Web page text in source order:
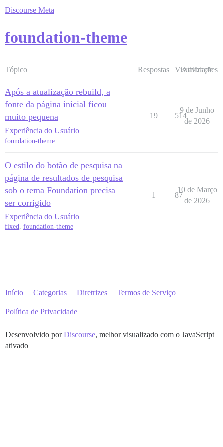
Discourse Meta
foundation-theme
Tópico Respostas Visualizações
Atividade
Após a atualização rebuild, a
fonte da página inicial ficou
muito pequena
Experiência do Usuário
foundation-theme
19 514
9 de Junho
de 2026
O estilo do botão de pesquisa na
página de resultados de pesquisa
sob o tema Foundation precisa
ser corrigido
Experiência do Usuário
fixed, foundation-theme
1 87
10 de Março
de 2026
Início Categorias Diretrizes Termos de Serviço
Política de Privacidade
Desenvolvido porDiscourse, melhor visualizado com o JavaScript
ativado